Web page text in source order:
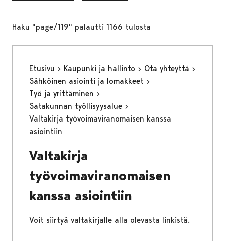
Haku "page/119" palautti 1166 tulosta
Etusivu Kaupunki ja hallinto
Ota yhteyttä
Sähköinen asiointi ja lomakkeet
Työ ja yrittäminen
Satakunnan työllisyysalue
Valtakirja työvoimaviranomaisen kanssa
asiointiin
Valtakirja
työvoimaviranomaisen
kanssa asiointiin
Voit siirtyä valtakirjalle alla olevasta linkistä.